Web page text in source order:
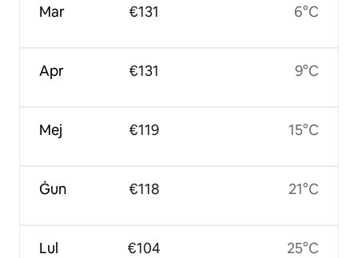
Mar
Apr
Mej
Ġun
Lul
€131
€131
€119
€118
€104
6°C
9°C
15°C
21°C
25°C